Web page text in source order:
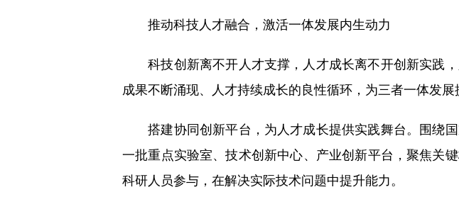
推动科技人才融合，激活一体发展内生动力
科技创新离不开人才支撑，人才成长离不开创新实践，
成果不断涌现、人才持续成长的良性循环，为三者一体发展
搭建协同创新平台，为人才成长提供实践舞台。围绕国
一批重点实验室、技术创新中心、产业创新平台，聚焦关
科研人员参与，在解决实际技术问题中提升能力。